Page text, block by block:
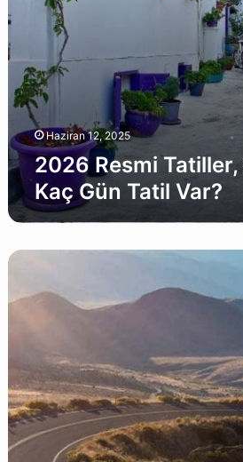
Haziran 12, 2025
2026 Resmi Tatiller,
Kaç Gün Tatil Var?
2026
Köprü
Ücretleri:
İçin
Güncel
Rehber